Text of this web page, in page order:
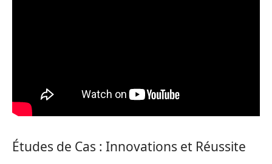
Études de Cas : Innovations et Réussite